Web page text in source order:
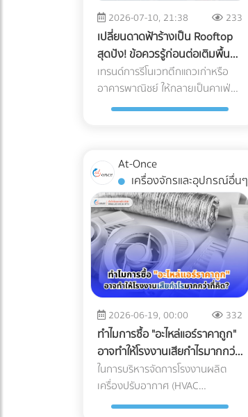
ความน่าเชื่อถือขององค์กรก็จะลด
ลงทันที บทความนี้จะพาคุณไปเจาะ
ลึกความเสี่ยง และมาตรฐาน
Logistics ที่ธุรกิจเครื่องมือแพทย์
ต้องรู้ในปี 2026 ครับ 3 ความเสี่ยง
แฝงที่เครื่องมือแพทย์ต้องเผชิญ
บาง ถือเป็นการรับความเสี่ยงที่ได้ไม่
คุ้มเสีย นี่คือ 3 ปัญหาหลักที่มักทำให้
อุปกรณ์พังจากภายใน: แรงสั่น
สะเทือน (Vibration & Micro-
shocks): เลนส์ เลเซอร์ และเซนเซอร์
ภายในอุปกรณ์มีความเปราะบางสูง
มาก แรงสั่นสะเทือนจากพื้นถนนที่ไม่
ราบเรียบสม่ำเสมอ สามารถทำให้
แผงวงจรหลวม หรือระบบเซนเซอร์
รวนได้โดยที่ภายนอกยังดูปกติ
สมบูรณ์ การเปลี่ยนแปลงอุณหภูมิ
และความชื้น (Temperature &
Humidity Excursions): อุปกรณ์
อิเล็กทรอนิกส์ทางการแพทย์หลาย
ชนิดมีข้อกำหนดเรื่องอุณหภูมิที่
ชัดเจน การอยู่ในตู้ขนส่งที่ร้อนอบอ้า
2026-07-10, 21:38 233
เปลี่ยนดาดฟ้าร้างเป็น Rooftop
สุดปัง! ข้อควรรู้ก่อนต่อเติมพื้นที่
ชั้นบนสุดของอาคาร
เทรนด์การรีโนเวทตึกแถวเก่าหรือ
อาคารพาณิชย์ ให้กลายเป็นคาเฟ่
ชิคๆ บาร์นั่งชิลรับลม หรือสวน
ทิ้งร้างให้ฝุ่นเกาะ สามารถพลิกโฉม
เป็นจุดขายหลัก (Highlight) ที่ดึงดูด
ลูกค้าและสร้างมูลค่าเพิ่มให้กับธุรกิจ
ได้อย่างมหาศาล แต่การเสกพื้นที่
เปิดโล่งให้กลายเป็น Rooftop สุดปัง
นั้น ไม่ได้มีแค่เรื่องของการเลือก
เฟอร์นิเจอร์สวยๆ หรือจัดแสงไฟให้
ถ่ายรูปออกมาดูดีเท่านั้น หากคุณ
สุด นี่คือข้อควรรู้สำคัญที่คุณต้อง
เช็กให้ชัวร์ก่อนที่งบประมาณจะบาน
ปลาย 1. โครงสร้างอาคารเดิมรับน้ำ
หนักไหวหรือไม่? (Structural Load)
สิ่งแรกที่ต้องคำนึงถึงคือ "ความแข็ง
แรงของโครงสร้าง" ดาดฟ้าตึกแถว
At-Once
เครื่องจักรและอุปกรณ์อื่นๆ
2026-06-19, 00:00 332
ทำไมการซื้อ "อะไหล่แอร์ราคาถูก"
อาจทำให้โรงงานเสียกำไรมากกว่า
ที่คิด?
ในการบริหารจัดการโรงงานผลิต
เครื่องปรับอากาศ (HVAC
Manufacturing) ตัวชี้วัดสำคัญที่